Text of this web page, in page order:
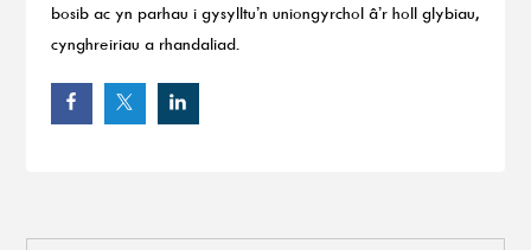
bosib ac yn parhau i gysylltu’n uniongyrchol â’r holl glybiau,
cynghreiriau a rhandaliad.